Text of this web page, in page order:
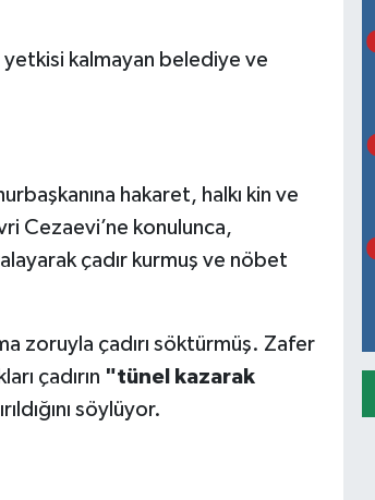
kalmayan belediye ve
hakaret, halkı kin ve
Cezaevi’ne konulunca,
çadır kurmuş ve nöbet
zoruyla çadırı söktürmüş. Zafer
çadırın "tünel kazarak
söylüyor.